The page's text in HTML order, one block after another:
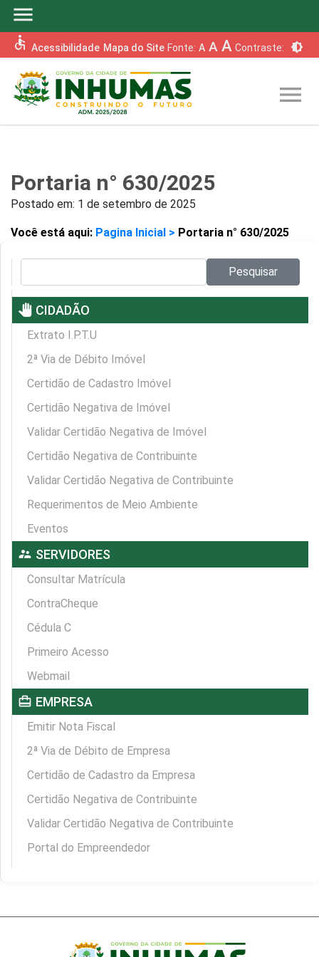
menu
accessible Acessibilidade Mapa do Site Fonte: A A A Contraste: brightness_6
menu
Portaria n° 630/2025
Postado em: 1 de setembro de 2025
Você está aqui: Pagina Inicial > Portaria n° 630/2025
Pesquisar
pan_tool CIDADÃO
Extrato I.P.T.U
2ª Via de Débito Imóvel
Certidão de Cadastro Imóvel
Certidão Negativa de Imóvel
Validar Certidão Negativa de Imóvel
Certidão Negativa de Contribuinte
Validar Certidão Negativa de Contribuinte
Requerimentos de Meio Ambiente
Eventos
supervisor_account SERVIDORES
Consultar Matrícula
ContraCheque
Cédula C
Primeiro Acesso
Webmail
card_travel EMPRESA
Emitir Nota Fiscal
2ª Via de Débito de Empresa
Certidão de Cadastro da Empresa
Certidão Negativa de Contribuinte
Validar Certidão Negativa de Contribuinte
Portal do Empreendedor